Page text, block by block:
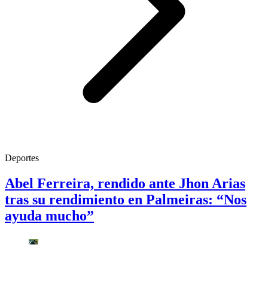
Deportes
Abel Ferreira, rendido ante Jhon Arias
tras su rendimiento en Palmeiras: “Nos
ayuda mucho”